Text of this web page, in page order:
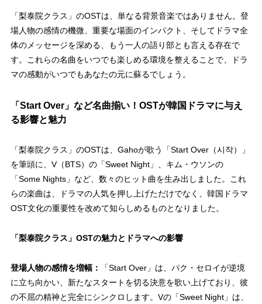
「梨泰院クラス」のOSTは、単なる背景音楽ではありません。登
場人物の感情の機微、重要な場面のインパクト、そしてドラマ全
体のメッセージを深める、
もう一人の語り部とも言える存在で
す。これらの名曲をいつでも楽しめる環境を整えることで、ドラ
マの感動がいつでもあなたの元に蘇るでしょう。
「Start Over」など名曲揃い！OSTが韓国ドラマに与え
る影響と魅力
「梨泰院クラス」のOSTは、Gahoが歌う「Start Over（시작）」
を筆頭に、V（BTS）の「Sweet Night」、キム・ウソンの
「Some Nights」など、数々のヒット曲を生み出しました。これ
らの楽曲は、ドラマの人気を押し上げただけでなく、 韓国ドラマ
OST文化の重要性を改めて知らしめるものとなりました。
「梨泰院クラス」OSTの魅力とドラマへの影響
登場人物の感情を増幅：
「Start Over」は、パク・セロイが逆境
に立ち向かい、新たなスタートを切る決意を歌い上げており、彼
の不屈の精神と完全にシンクロします。Vの「Sweet Night」は、